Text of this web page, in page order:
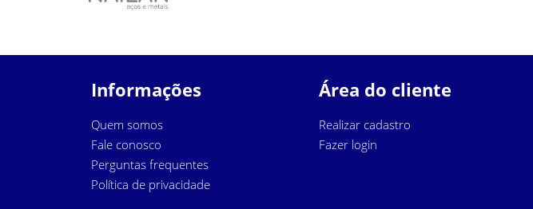
Informações
Quem somos
Fale conosco
Perguntas frequentes
Política de privacidade
Área do cliente
Realizar cadastro
Fazer login